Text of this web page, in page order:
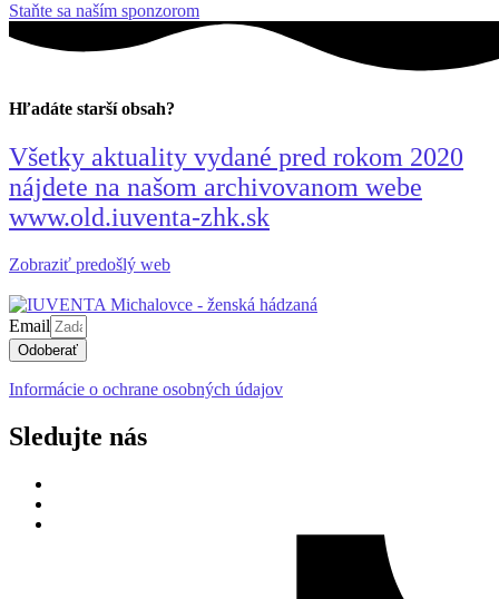
Staňte sa naším sponzorom
Hľadáte starší obsah?
Všetky aktuality vydané pred rokom 2020
nájdete na našom archivovanom webe
www.old.iuventa-zhk.sk
Zobraziť predošlý web
Email
Odoberať
Informácie o ochrane osobných údajov
Sledujte nás